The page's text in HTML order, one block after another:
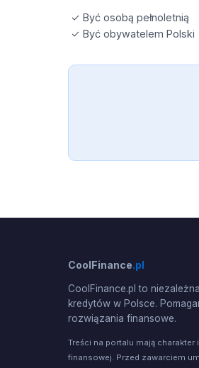
✓ Być osobą pełnoletnią
✓ Być obywatelem Polski
CoolFinance.pl
CoolFinance.pl to
kredytów w Polsce.
rozwiązania finansowe.
Treści na portalu mają
finansowej. Przed zawarciem